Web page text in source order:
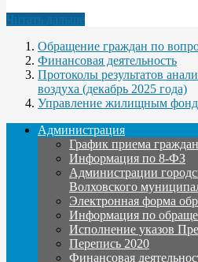
Читать дальше
Обращение граждан по
Финансовая деятельность
Протоколы результатов
воздуха (декабрь 2025 года)
Управление жилищным
Администрация
График приема
Информация по 8-ФЗ
Администрации
Волховского
Электронная форма
Информация по
Исполнение указов
Перепись 2020
Финансовая